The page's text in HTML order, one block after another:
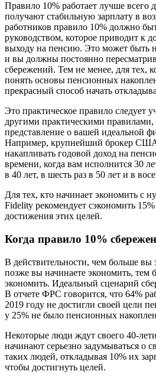
Правило 10% работает лучше всего
получают стабильную зарплату в
работников правило 10% должно
руководством, которое приводит к
выходу на пенсию. Это может быть
и вы должны постоянно
сбережений. Тем не менее, для тех,
понять основы пенсионных
прекрасный способ начать
Это практическое правило следует
другими практическими
представление о вашей идеальной
Например, крупнейший брокер США
накапливать годовой доход на
времени, когда вам исполнится 30
в 40 лет, в шесть раз в 50 лет и в
Для тех, кто начинает экономить с
Fidelity рекомендует сэкономить 15%
достижения этих целей.
Когда правило 10%
В действительности, чем больше вы
позже вы начинаете экономить, тем
экономить. Идеальный сценарий
В отчете ФРС говорится, что 64%
2019 году не достигли своей цели
у 25% не было пенсионных
Некоторые люди ждут своего 40-
начинают серьезно задумываться о
таких людей, откладывая 10% их
чтобы достигнуть целей.